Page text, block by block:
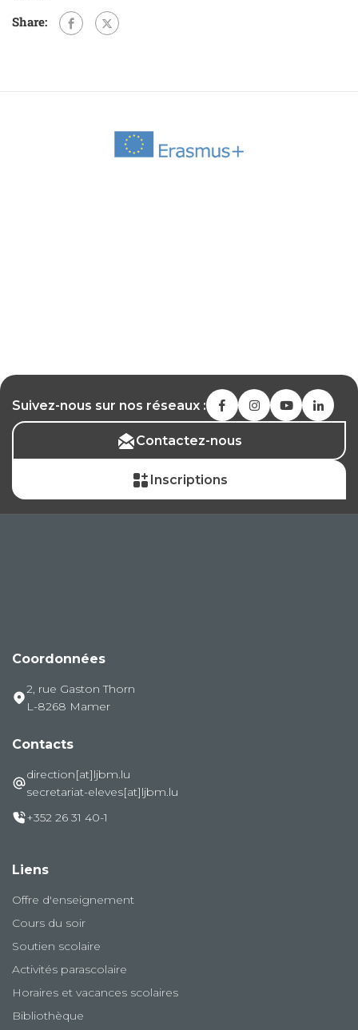
Share:
Suivez-nous sur nos réseaux :
Contactez-nous
Inscriptions
Coordonnées
2, rue Gaston Thorn
L-8268 Mamer
Contacts
direction[at]ljbm.lu
secretariat-eleves[at]ljbm.lu
+352 26 31 40-1
Liens
Offre d'enseignement
Cours du soir
Soutien scolaire
Activités parascolaire
Horaires et vacances scolaires
Bibliothèque